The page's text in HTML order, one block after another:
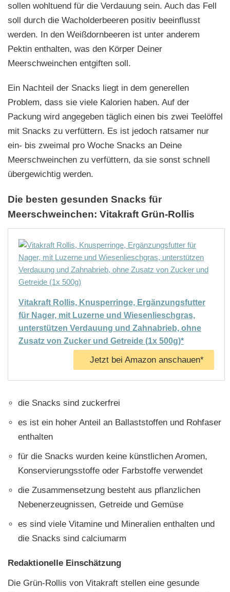
sollen wohltuend für die Verdauung sein. Auch das Fell
soll durch die Wacholderbeeren positiv beeinflusst
werden. In den Weißdornbeeren ist unter anderem
Pektin enthalten, was den Körper Deiner
Meerschweinchen entgiften soll.
Ein Nachteil der Snacks liegt in dem generellen
Problem, dass sie viele Kalorien haben. Auf der
Packung wird angegeben täglich einen bis zwei Teelöffel
mit Snacks zu verfüttern. Es ist jedoch ratsamer nur
ein- bis zweimal pro Woche Snacks an Deine
Meerschweinchen zu verfüttern, da sie sonst schnell
übergewichtig werden.
Die besten gesunden Snacks für
Meerschweinchen: Vitakraft Grün-Rollis
Vitakraft Rollis, Knusperringe, Ergänzungsfutter
für Nager, mit Luzerne und Wiesenlieschgras,
unterstützen Verdauung und Zahnabrieb, ohne
Zusatz von Zucker und Getreide (1x 500g)*
Jetzt bei Amazon anschauen*
die Snacks sind zuckerfrei
es ist ein hoher Anteil an Ballaststoffen und Rohfaser
enthalten
für die Snacks wurden keine künstlichen Aromen,
Konservierungsstoffe oder Farbstoffe verwendet
die Zusammensetzung besteht aus pflanzlichen
Nebenerzeugnissen, Getreide und Gemüse
es sind viele Vitamine und Mineralien enthalten und
die Snacks sind calciumarm
Redaktionelle Einschätzung
Die Grün-Rollis von Vitakraft stellen eine gesunde